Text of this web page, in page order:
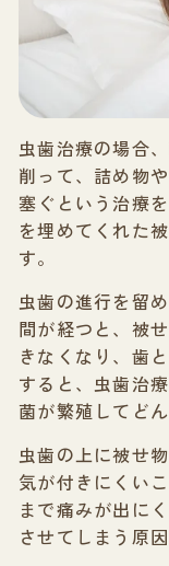
虫歯治療の場合
削って、詰め物
塞ぐという治療
を埋めてくれた
す。
虫歯の進行を留
間が経つと、被
きなくなり、歯
すると、虫歯治
菌が繁殖してど
虫歯の上に被せ
気が付きにくい
まで痛みが出に
させてしまう原